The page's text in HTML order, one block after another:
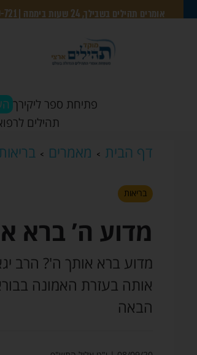
אומרים תהילים בשבילך, 24 שעות ביממה | 1-700-700-721
פתיחת ספר ליקירך
תהילים
דף הבית מאמרים
בריאות
מדוע ה’ ברא
מדוע ברא אותך ה'? הרב
אותה בעזרת האמונה
הבאה